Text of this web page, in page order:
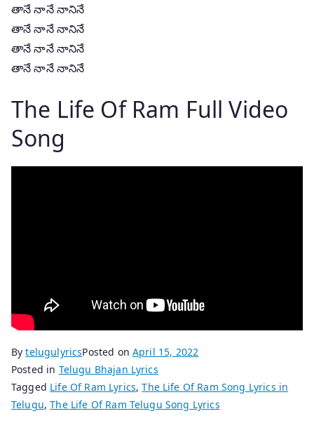
తానే నానే నానినే
తానే నానే నానినే
తానే నానే నానినే
తానే నానే నానినే
The Life Of Ram Full Video
Song
BytelugulyricsPosted onApril 15, 2022
Posted in Telugu Bhajan Lyrics
Tagged Life Of Ram Lyrics,The Life Of Ram Song Lyrics in
Telugu,The Life Of Ram Telugu Song Lyrics